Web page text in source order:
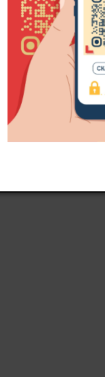
«Путешествие в
«Путешествие по
«Ревизор»
«Репка»
«Сибиряк — герой
«Сказка домовёнка
«Сказка про Царя
«Собака Пес»
«Теремок»
«Удивительный полет